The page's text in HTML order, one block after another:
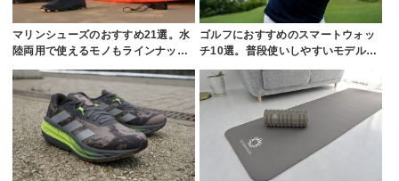
マリンシューズのおすすめ21選。水
陸両用で使えるモノもラインナッ…
ゴルフにおすすめのスマートウォッ
チ10選。普段使いしやすいモデル…